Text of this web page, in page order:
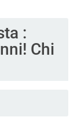
:
Chi